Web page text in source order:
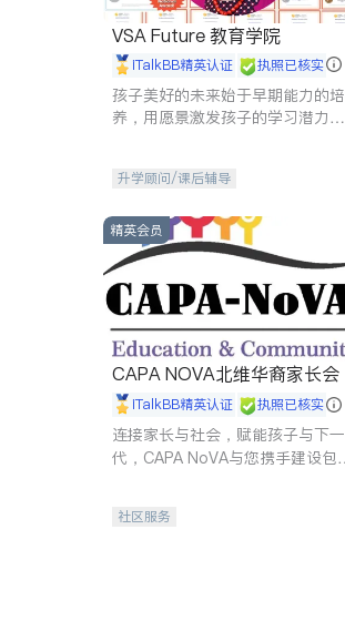
VSA Future 教育学院
iTalkBB精英认证 执照已核实
孩子美好的未来始于早期能力的培
养，用愿景激发孩子的学习潜力和
升学顾问/课后辅导
精英会员
CAPA NOVA北维华裔家长会
iTalkBB精英认证 执照已核实
连接家长与社会，赋能孩子与下一
代，CAPA NoVA与您携手建设包
社区服务